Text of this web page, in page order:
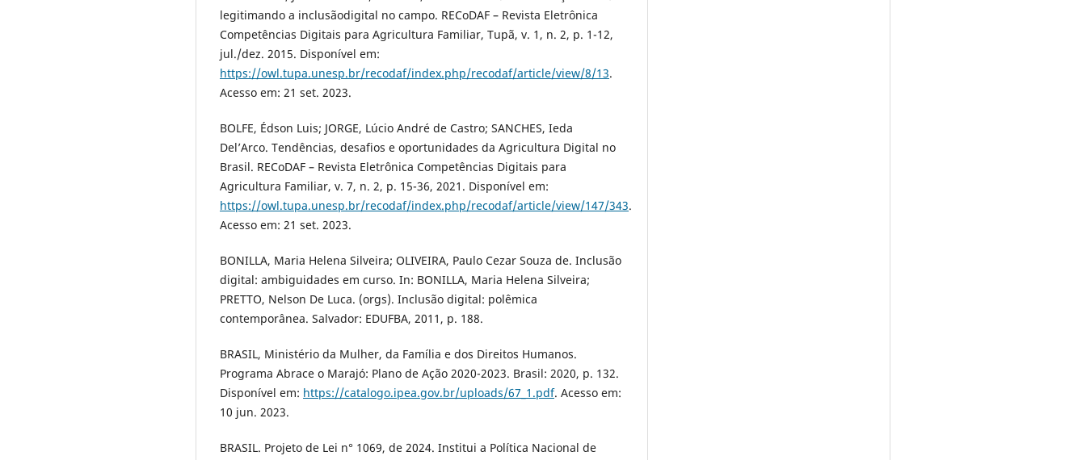
legitimando a inclusãodigital no campo. RECoDAF – Revista Eletrônica
Competências Digitais para Agricultura Familiar, Tupã, v. 1, n. 2, p. 1-12,
jul./dez. 2015. Disponível em:
https://owl.tupa.unesp.br/recodaf/index.php/recodaf/article/view/8/13.
Acesso em: 21 set. 2023.
BOLFE, Édson Luis; JORGE, Lúcio André de Castro; SANCHES, Ieda
Del’Arco. Tendências, desafios e oportunidades da Agricultura Digital no
Brasil. RECoDAF – Revista Eletrônica Competências Digitais para
Agricultura Familiar, v. 7, n. 2, p. 15-36, 2021. Disponível em:
https://owl.tupa.unesp.br/recodaf/index.php/recodaf/article/view/147/343.
Acesso em: 21 set. 2023.
BONILLA, Maria Helena Silveira; OLIVEIRA, Paulo Cezar Souza de. Inclusão
digital: ambiguidades em curso. In: BONILLA, Maria Helena Silveira;
PRETTO, Nelson De Luca. (orgs). Inclusão digital: polêmica
contemporânea. Salvador: EDUFBA, 2011, p. 188.
BRASIL, Ministério da Mulher, da Família e dos Direitos Humanos.
Programa Abrace o Marajó: Plano de Ação 2020-2023. Brasil: 2020, p. 132.
Disponível em: https://catalogo.ipea.gov.br/uploads/67_1.pdf. Acesso em:
10 jun. 2023.
BRASIL. Projeto de Lei n° 1069, de 2024. Institui a Política Nacional de